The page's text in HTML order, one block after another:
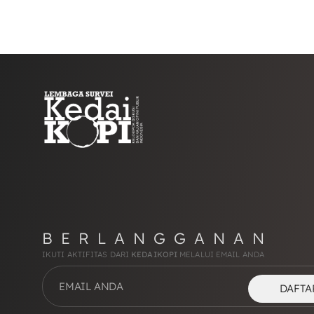
BERLANGGANAN
IKUTI AKTIFITAS DARI KEDAIKOPI MELALUI EMAIL ANDA